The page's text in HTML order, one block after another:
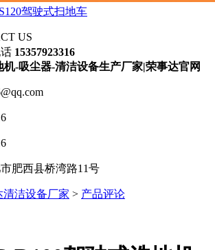
驾驶式扫地车
US
15357923316
-吸尘器-清洁设备生产厂家|荣事达官网
肥西县桥湾路11号
清洁设备厂家 > 产品评论